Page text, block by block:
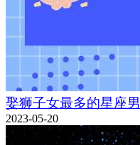
娶狮子女最多的星座男
2023-05-20